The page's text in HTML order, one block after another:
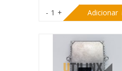
- 1 + Adicionar